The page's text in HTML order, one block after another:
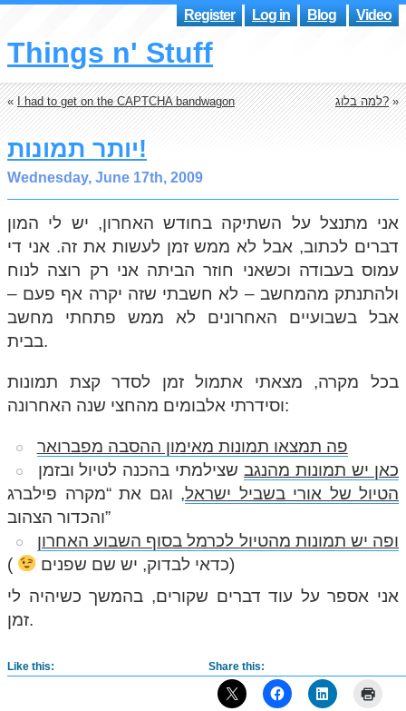
Register Log in Blog Video
Things n' Stuff
«I had to get on the CAPTCHA bandwagon למה בלוג?»
יותר תמונות!
Wednesday, June 17th, 2009
אני מתנצל על השתיקה בחודש האחרון, יש לי המון
דברים לכתוב, אבל לא ממש זמן לעשות את זה. אני די
עמוס בעבודה וכשאני חוזר הביתה אני רק רוצה לנוח
ולהתנתק מהמחשב – לא חשבתי שזה יקרה אף פעם –
אבל בשבועיים האחרונים לא ממש פתחתי מחשב
בבית.
בכל מקרה, מצאתי אתמול זמן לסדר קצת תמונות
וסידרתי אלבומים מהחצי שנה האחרונה:
פה תמצאו תמונות מאימון ההסבה מפברואר
כאן יש תמונות מהנגבשצילמתי בהכנה לטיול ובזמן
הטיול של אורי בשביל ישראל, וגם את “מקרה פילברג
והכדור הצהוב”
ופה יש תמונות מהטיול לכרמל בסוף השבוע האחרון
(כדאי לבדוק, יש שם שפנים
)
אני אספר על עוד דברים שקורים, בהמשך כשיהיה לי
זמן.
Share this:
Like this: